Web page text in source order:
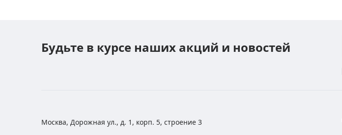
Будьте в курсе наших акций и новостей
Москва, Дорожная ул., д. 1, корп. 5, строение 3